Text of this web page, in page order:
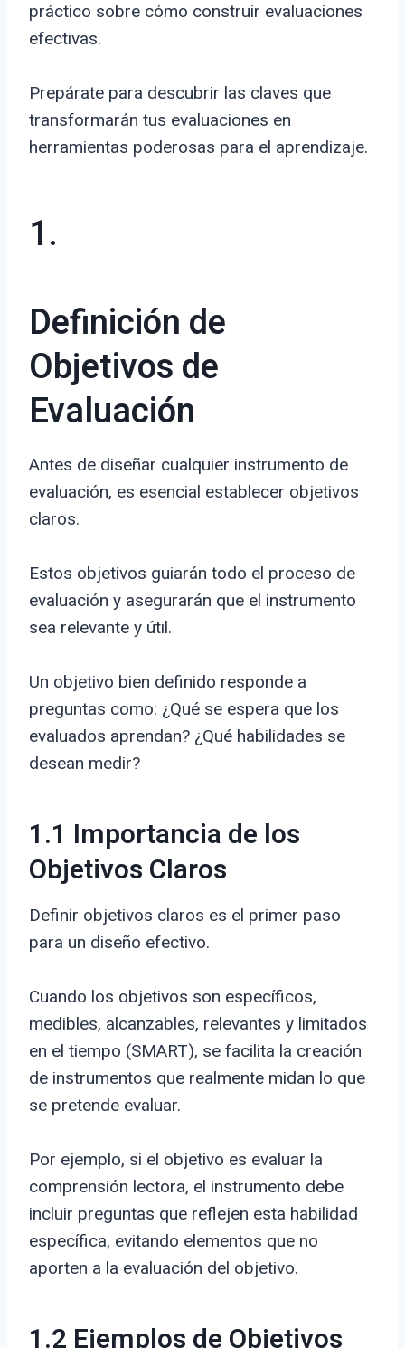
práctico sobre cómo construir evaluaciones
efectivas.
Prepárate para descubrir las claves que
transformarán tus evaluaciones en
herramientas poderosas para el aprendizaje.
1.
Definición de
Objetivos de
Evaluación
Antes de diseñar cualquier instrumento de
evaluación, es esencial establecer objetivos
claros.
Estos objetivos guiarán todo el proceso de
evaluación y asegurarán que el instrumento
sea relevante y útil.
Un objetivo bien definido responde a
preguntas como: ¿Qué se espera que los
evaluados aprendan? ¿Qué habilidades se
desean medir?
1.1 Importancia de los
Objetivos Claros
Definir objetivos claros es el primer paso
para un diseño efectivo.
Cuando los objetivos son específicos,
medibles, alcanzables, relevantes y limitados
en el tiempo (SMART), se facilita la creación
de instrumentos que realmente midan lo que
se pretende evaluar.
Por ejemplo, si el objetivo es evaluar la
comprensión lectora, el instrumento debe
incluir preguntas que reflejen esta habilidad
específica, evitando elementos que no
aporten a la evaluación del objetivo.
1.2 Ejemplos de Objetivos